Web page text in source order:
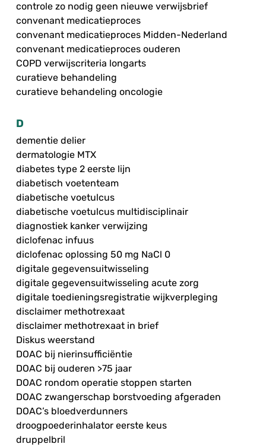
controle zo nodig geen nieuwe verwijsbrief
convenant medicatieproces
convenant medicatieproces Midden-Nederland
convenant medicatieproces ouderen
COPD verwijscriteria longarts
curatieve behandeling
curatieve behandeling oncologie
D
dementie delier
dermatologie MTX
diabetes type 2 eerste lijn
diabetisch voetenteam
diabetische voetulcus
diabetische voetulcus multidisciplinair
diagnostiek kanker verwijzing
diclofenac infuus
diclofenac oplossing 50 mg NaCl 0
digitale gegevensuitwisseling
digitale gegevensuitwisseling acute zorg
digitale toedieningsregistratie wijkverpleging
disclaimer methotrexaat
disclaimer methotrexaat in brief
Diskus weerstand
DOAC bij nierinsufficiëntie
DOAC bij ouderen >75 jaar
DOAC rondom operatie stoppen starten
DOAC zwangerschap borstvoeding afgeraden
DOAC’s bloedverdunners
droogpoederinhalator eerste keus
druppelbril